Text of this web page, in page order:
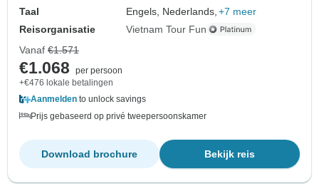
Taal
Engels, Nederlands, +7 meer
Reisorganisatie
Vietnam Tour Fun
Vanaf €1.571
€1.068
per persoon
+€476 lokale betalingen
Aanmelden to unlock savings
Prijs gebaseerd op privé tweepersoonskamer
Bekijk reis
Download brochure